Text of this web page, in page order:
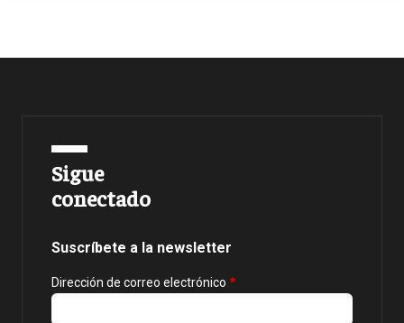
Sigue
conectado
Suscríbete a la newsletter
Dirección de correo electrónico